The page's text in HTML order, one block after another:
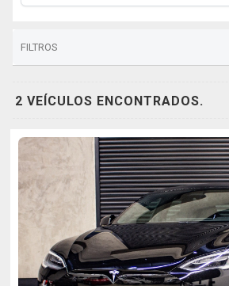
FILTROS
2 VEÍCULOS ENCONTRADOS.